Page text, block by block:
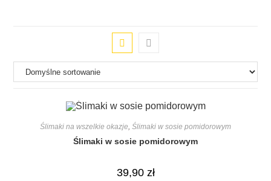
Ślimaki na wszelkie okazje Ślimaki w sosie pomidorowym
Ślimaki w sosie pomidorowym
39,90 zł